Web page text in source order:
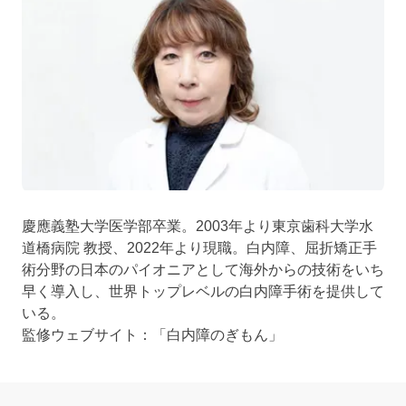
慶應義塾大学医学部卒業。2003年より東京歯科大学水
道橋病院 教授、2022年より現職。白内障、屈折矯正手
術分野の日本のパイオニアとして海外からの技術をいち
早く導入し、世界トップレベルの白内障手術を提供して
いる。
監修ウェブサイト：「 白内障のぎもん 」